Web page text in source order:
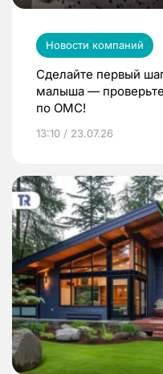
Новости компаний
Сделайте первый
малыша —
по ОМС!
13:10 / 23.07.26